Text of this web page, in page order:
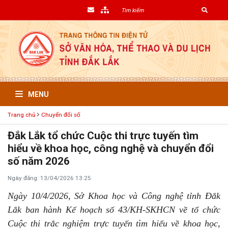
MENU
Trang chủ Chuyển đổi số
Đắk Lắk tổ chức Cuộc thi trực tuyến tìm
hiểu về khoa học, công nghệ và chuyển đổi
số năm 2026
Ngày đăng: 13/04/2026 13:25
Ngày 10/4/2026, Sở Khoa học và Công nghệ tỉnh Đắk
Lắk ban hành Kế hoạch số 43/KH-SKHCN về tổ chức
Cuộc thi trắc nghiệm trực tuyến tìm hiểu về khoa học,